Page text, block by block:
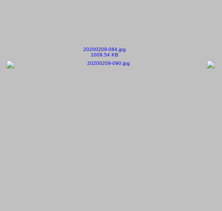
20200209-084.jpg
1009.54 KB